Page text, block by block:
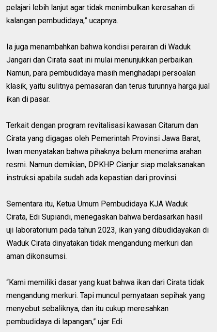
pelajari lebih lanjut agar tidak menimbulkan keresahan di
kalangan pembudidaya,” ucapnya.
Ia juga menambahkan bahwa kondisi perairan di Waduk
Jangari dan Cirata saat ini mulai menunjukkan perbaikan.
Namun, para pembudidaya masih menghadapi persoalan
klasik, yaitu sulitnya pemasaran dan terus turunnya harga jual
ikan di pasar.
Terkait dengan program revitalisasi kawasan Citarum dan
Cirata yang digagas oleh Pemerintah Provinsi Jawa Barat,
Iwan menyatakan bahwa pihaknya belum menerima arahan
resmi. Namun demikian, DPKHP Cianjur siap melaksanakan
instruksi apabila sudah ada kepastian dari provinsi.
Sementara itu, Ketua Umum Pembudidaya KJA Waduk
Cirata, Edi Supiandi, menegaskan bahwa berdasarkan hasil
uji laboratorium pada tahun 2023, ikan yang dibudidayakan di
Waduk Cirata dinyatakan tidak mengandung merkuri dan
aman dikonsumsi.
“Kami memiliki dasar yang kuat bahwa ikan dari Cirata tidak
mengandung merkuri. Tapi muncul pernyataan sepihak yang
menyebut sebaliknya, dan itu cukup meresahkan
pembudidaya di lapangan,” ujar Edi.